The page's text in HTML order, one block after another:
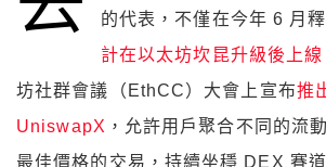
的代表，不僅在今年 6 月
計在以太坊坎昆升級後上線
坊社群會議（EthCC）大會上宣布推
UniswapX ，允許用戶聚合不同的流
最佳價格的交易，持續坐穩 DEX 賽